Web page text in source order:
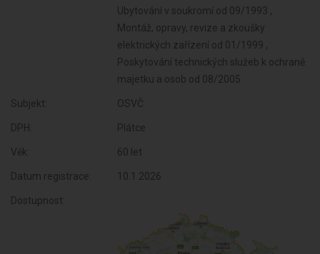
Ubytování v soukromí od 09/1993 ,
Montáž, opravy, revize a zkoušky
elektrických zařízení od 01/1999 ,
Poskytování technických služeb k ochraně
majetku a osob od 08/2005
Subjekt: OSVČ
DPH: Plátce
Věk: 60 let
Datum registrace: 10.1.2026
Dostupnost: